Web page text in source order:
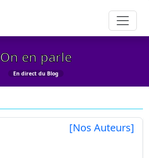
On en parle
En direct du Blog
[Nos Auteurs]